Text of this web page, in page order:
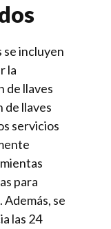
se incluyen
la
de llaves
de llaves
servicios
para
se
las 24